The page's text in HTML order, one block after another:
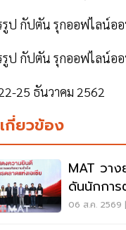
25 ธันวาคม 2562
กี่ยวข้อง
MAT วา
ดันนักการ
06 ส.ค. 2569